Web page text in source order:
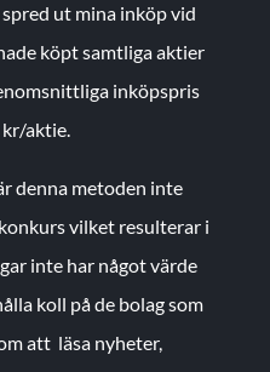
ut mina inköp vid
köpt samtliga aktier
inköpspris
aktie.
denna metoden inte
vilket resulterar i
inte har något värde
koll på de bolag som
att läsa nyheter,